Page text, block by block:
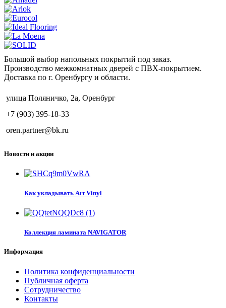
Большой выбор напольных покрытий под заказ.
Производство межкомнатных дверей с ПВХ-покрытием.
Доставка по г. Оренбургу и области.
улица Поляничко, 2а, Оренбург
+7 (903) 395-18-33
oren.partner@bk.ru
Новости и акции
Как укладывать Art Vinyl
Коллекция ламината NAVIGATOR
Информация
Политика конфиденциальности
Публичная оферта
Сотрудничество
Контакты